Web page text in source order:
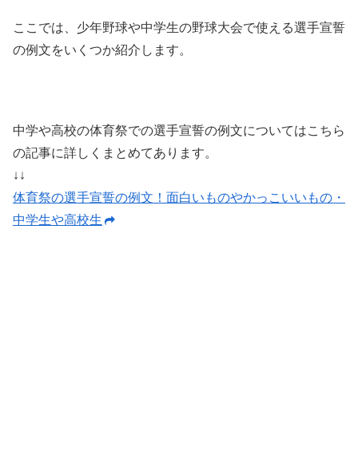
ここでは、少年野球や中学生の野球大会で使える選手宣誓
の例文をいくつか紹介します。
中学や高校の体育祭での選手宣誓の例文についてはこちら
の記事に詳しくまとめてあります。
↓↓
体育祭の選手宣誓の例文！面白いものやかっこいいもの・
中学生や高校生